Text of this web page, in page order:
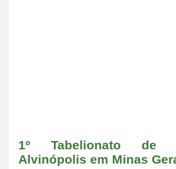
1º Tabelionato de
Alvinópolis em Minas